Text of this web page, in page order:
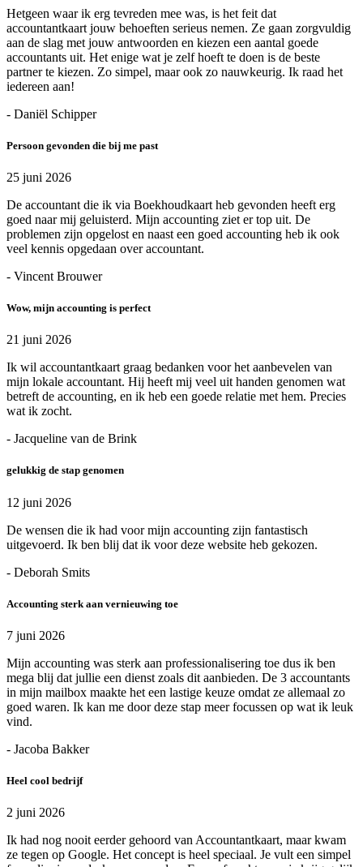
Hetgeen waar ik erg tevreden mee was, is het feit dat
accountantkaart jouw behoeften serieus nemen. Ze gaan zorgvuldig
aan de slag met jouw antwoorden en kiezen een aantal goede
accountants uit. Het enige wat je zelf hoeft te doen is de beste
partner te kiezen. Zo simpel, maar ook zo nauwkeurig. Ik raad het
iedereen aan!
- Daniël Schipper
Persoon gevonden die bij me past
25 juni 2026
De accountant die ik via Boekhoudkaart heb gevonden heeft erg
goed naar mij geluisterd. Mijn accounting ziet er top uit. De
problemen zijn opgelost en naast een goed accounting heb ik ook
veel kennis opgedaan over accountant.
- Vincent Brouwer
Wow, mijn accounting is perfect
21 juni 2026
Ik wil accountantkaart graag bedanken voor het aanbevelen van
mijn lokale accountant. Hij heeft mij veel uit handen genomen wat
betreft de accounting, en ik heb een goede relatie met hem. Precies
wat ik zocht.
- Jacqueline van de Brink
gelukkig de stap genomen
12 juni 2026
De wensen die ik had voor mijn accounting zijn fantastisch
uitgevoerd. Ik ben blij dat ik voor deze website heb gekozen.
- Deborah Smits
Accounting sterk aan vernieuwing toe
7 juni 2026
Mijn accounting was sterk aan professionalisering toe dus ik ben
mega blij dat jullie een dienst zoals dit aanbieden. De 3 accountants
in mijn mailbox maakte het een lastige keuze omdat ze allemaal zo
goed waren. Ik kan me door deze stap meer focussen op wat ik leuk
vind.
- Jacoba Bakker
Heel cool bedrijf
2 juni 2026
Ik had nog nooit eerder gehoord van Accountantkaart, maar kwam
ze tegen op Google. Het concept is heel speciaal. Je vult een simpel